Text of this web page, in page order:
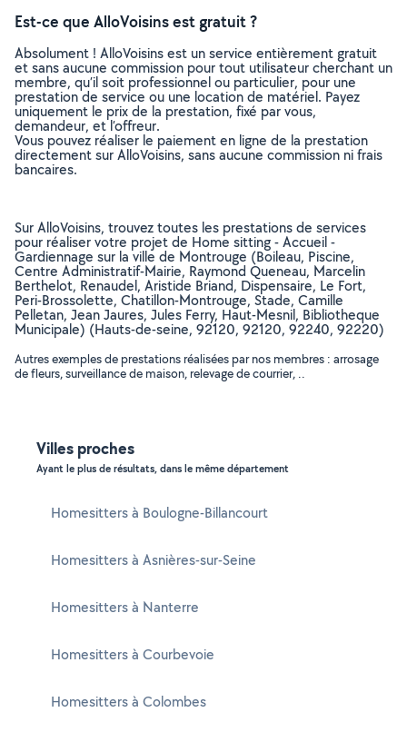
Est-ce que AlloVoisins est gratuit ?
Absolument ! AlloVoisins est un service entièrement gratuit
et sans aucune commission pour tout utilisateur cherchant un
membre, qu’il soit professionnel ou particulier, pour une
prestation de service ou une location de matériel. Payez
uniquement le prix de la prestation, fixé par vous,
demandeur, et l’offreur.
Vous pouvez réaliser le paiement en ligne de la prestation
directement sur AlloVoisins, sans aucune commission ni frais
bancaires.
Sur AlloVoisins, trouvez toutes les prestations de services
pour réaliser votre projet de Home sitting - Accueil -
Gardiennage sur la ville de Montrouge (Boileau, Piscine,
Centre Administratif-Mairie, Raymond Queneau, Marcelin
Berthelot, Renaudel, Aristide Briand, Dispensaire, Le Fort,
Peri-Brossolette, Chatillon-Montrouge, Stade, Camille
Pelletan, Jean Jaures, Jules Ferry, Haut-Mesnil, Bibliotheque
Municipale) (Hauts-de-seine, 92120, 92120, 92240, 92220)
Autres exemples de prestations réalisées par nos membres : arrosage
de fleurs, surveillance de maison, relevage de courrier, ..
Villes proches
Ayant le plus de résultats, dans le même département
Homesitters à Boulogne-Billancourt
Homesitters à Asnières-sur-Seine
Homesitters à Nanterre
Homesitters à Courbevoie
Homesitters à Colombes